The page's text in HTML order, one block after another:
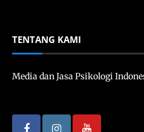
TENTANG KAMI
Media dan Jasa Psikologi